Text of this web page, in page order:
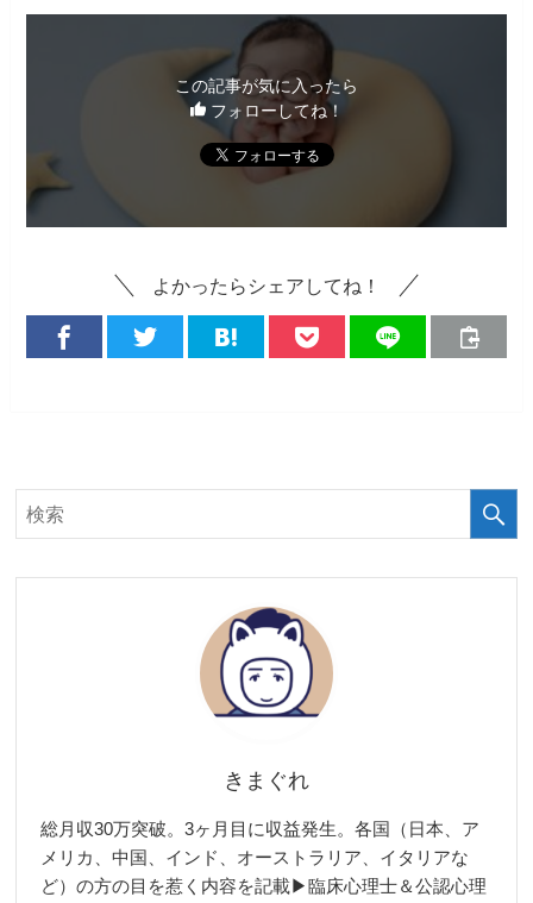
この記事が気に入ったら
フォローしてね！
よかったらシェアしてね！
きまぐれ
総月収30万突破。3ヶ月目に収益発生。各国（日本、ア
メリカ、中国、インド、オーストラリア、イタリアな
ど）の方の目を惹く内容を記載▶︎臨床心理士＆公認心理